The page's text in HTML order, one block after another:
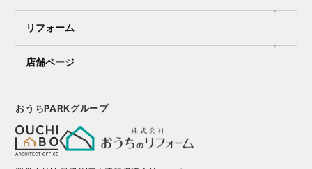
リフォーム
店舗ページ
おうちPARKグループ